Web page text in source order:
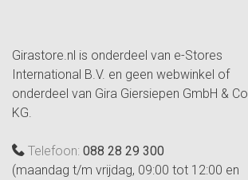
Girastore.nl is onderdeel van e-Stores
International B.V. en geen webwinkel of
onderdeel van Gira Giersiepen GmbH & Co.
KG.
Telefoon: 088 28 29 300
(maandag t/m vrijdag, 09:00 tot 12:00 en